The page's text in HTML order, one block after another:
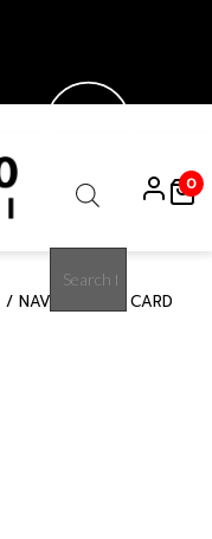
search
0
/ NAVY CAVIAR CARD15%